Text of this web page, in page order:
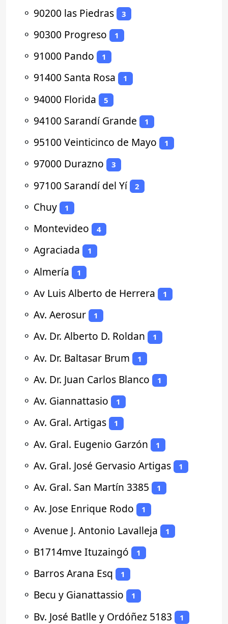
⚬ 90200 las Piedras 3
⚬ 90300 Progreso 1
⚬ 91000 Pando 1
⚬ 91400 Santa Rosa 1
⚬ 94000 Florida 5
⚬ 94100 Sarandí Grande 1
⚬ 95100 Veinticinco de Mayo 1
⚬ 97000 Durazno 3
⚬ 97100 Sarandí del Yí 2
⚬ Chuy 1
⚬ Montevideo 4
⚬ Agraciada 1
⚬ Almería 1
⚬ Av Luis Alberto de Herrera 1
⚬ Av. Aerosur 1
⚬ Av. Dr. Alberto D. Roldan 1
⚬ Av. Dr. Baltasar Brum 1
⚬ Av. Dr. Juan Carlos Blanco 1
⚬ Av. Giannattasio 1
⚬ Av. Gral. Artigas 1
⚬ Av. Gral. Eugenio Garzón 1
⚬ Av. Gral. José Gervasio Artigas 1
⚬ Av. Gral. San Martín 3385 1
⚬ Av. Jose Enrique Rodo 1
⚬ Avenue J. Antonio Lavalleja 1
⚬ B1714mve Ituzaingó 1
⚬ Barros Arana Esq 1
⚬ Becu y Gianattassio 1
⚬ Bv. José Batlle y Ordóñez 5183 1